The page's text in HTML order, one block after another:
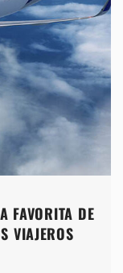
FAVORITA DE
VIAJEROS